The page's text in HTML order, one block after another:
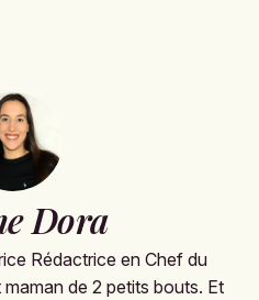
Dora
Rédactrice en Chef du
de 2 petits bouts. Et